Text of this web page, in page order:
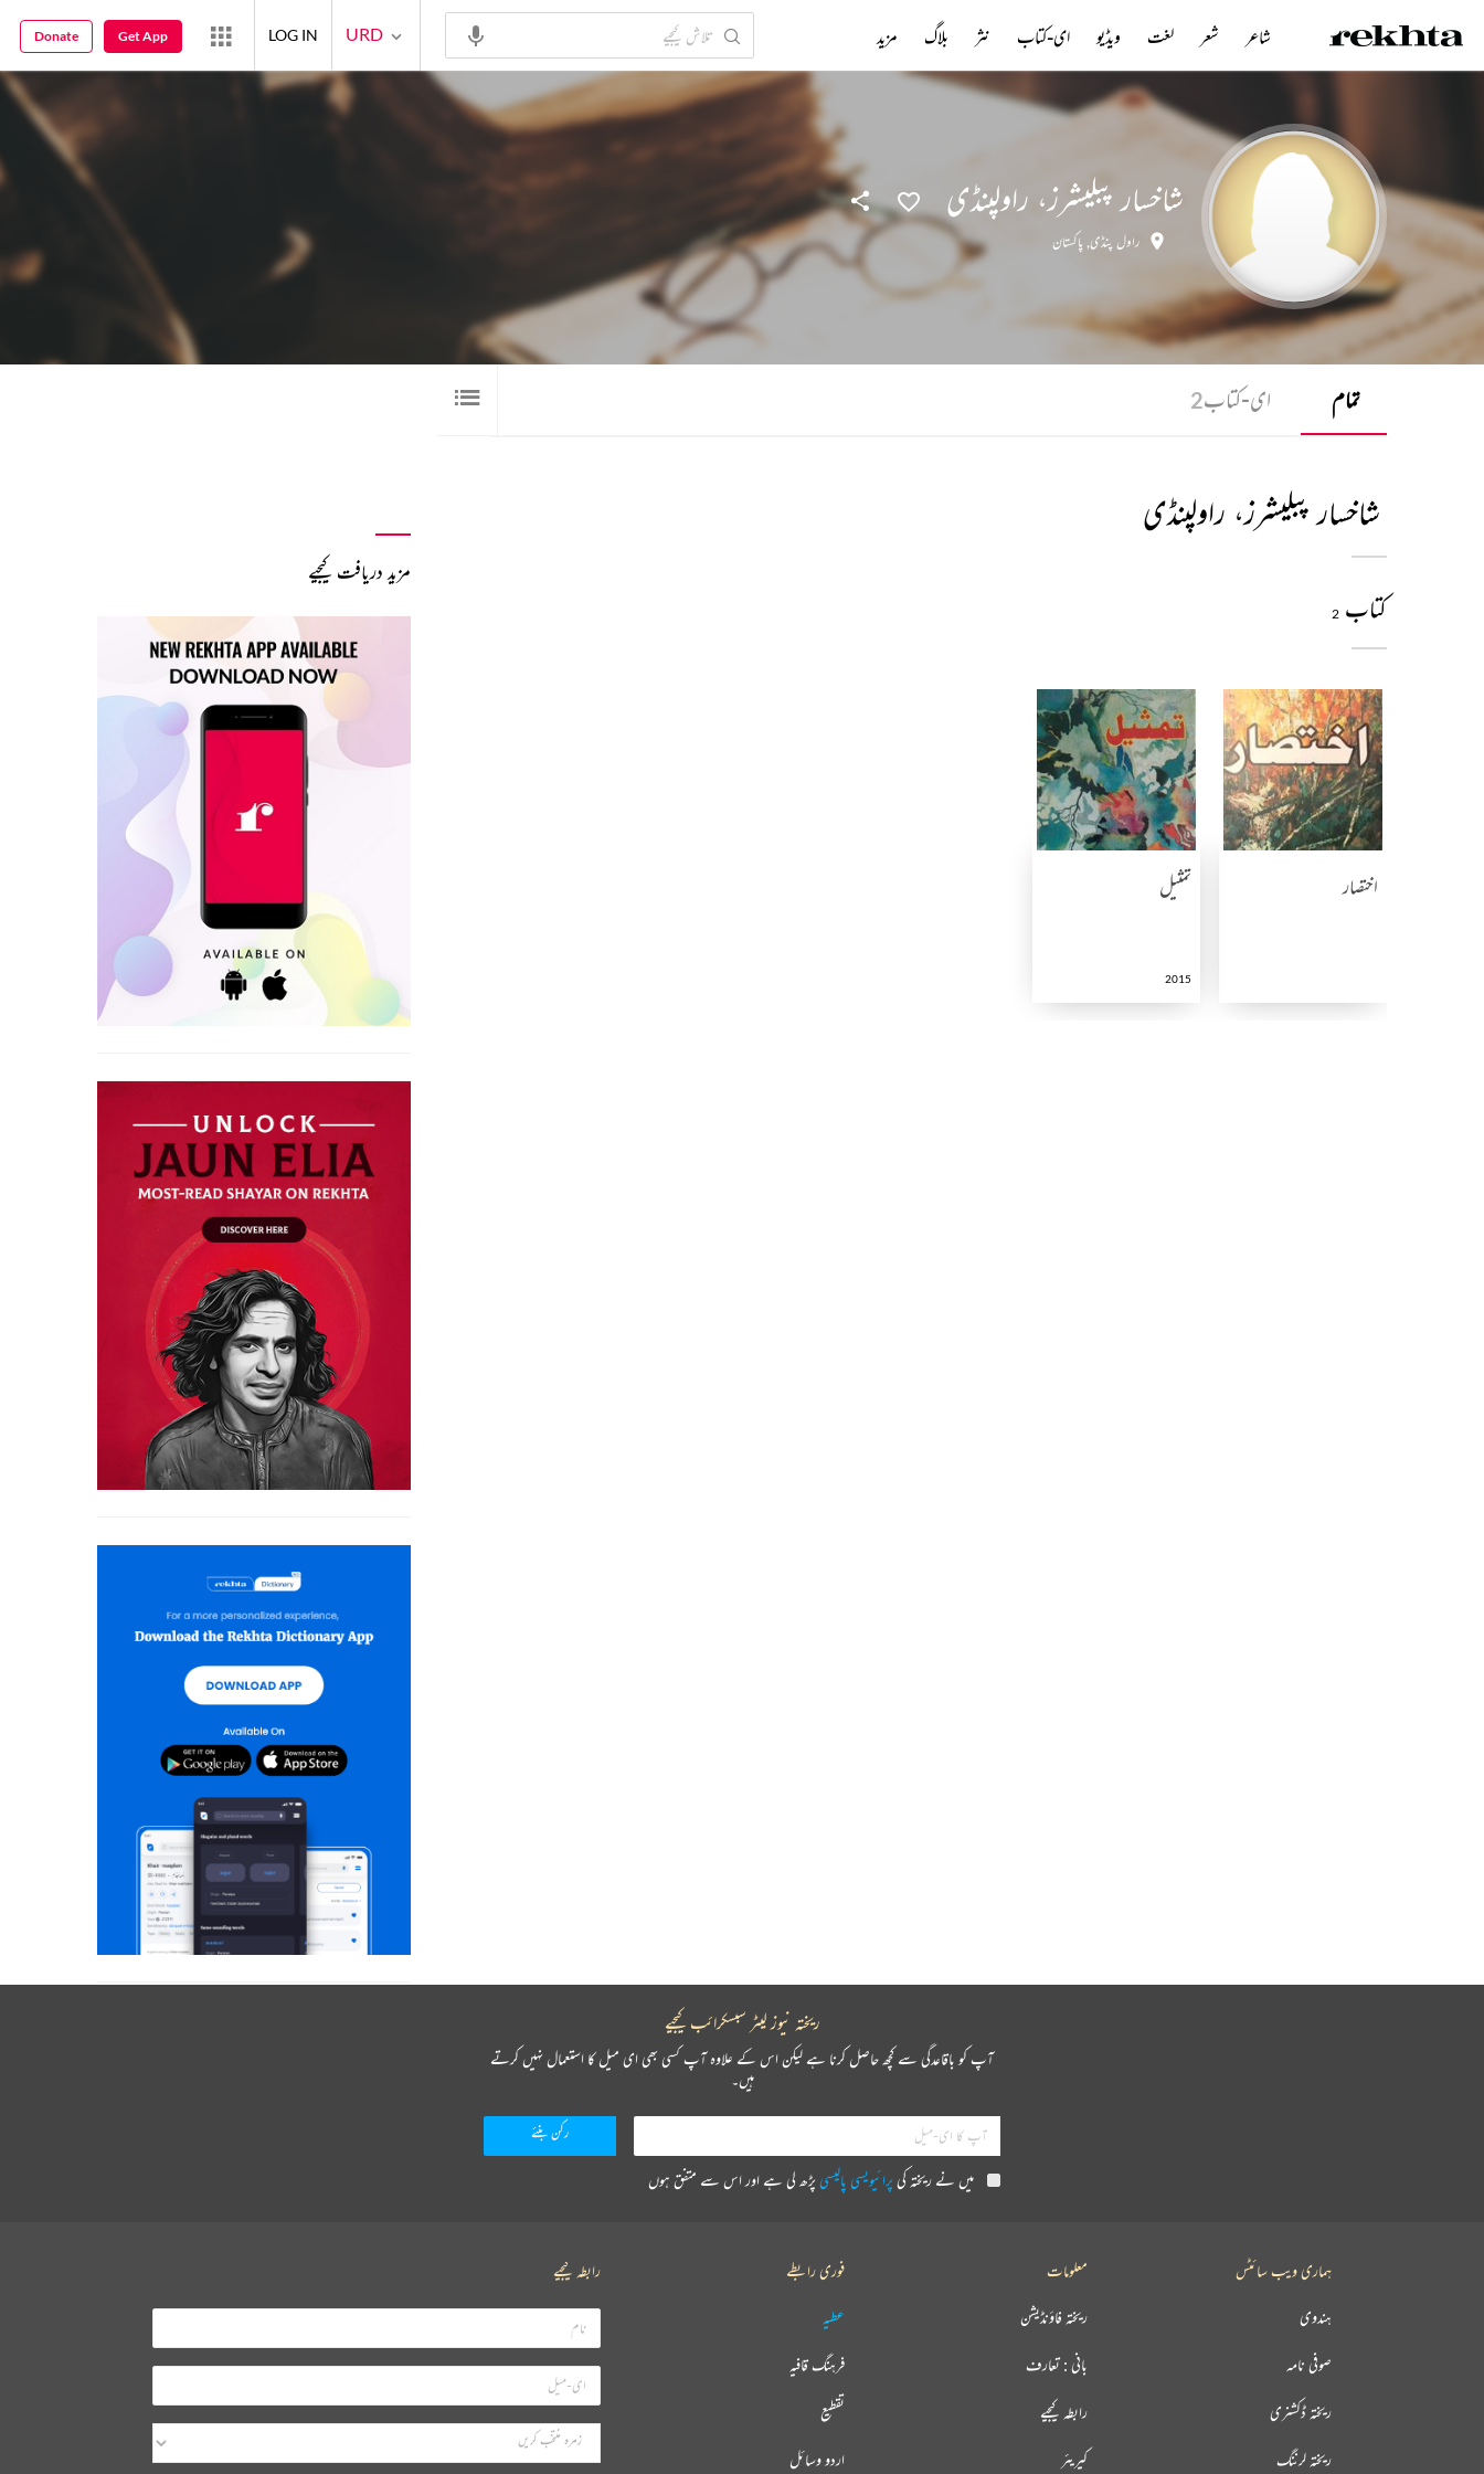
شاخسار پبلیشرز، راولپنڈی
راول پنڈی, پاکستان
تمام ای-کتاب2
شاخسار پبلیشرز، راولپنڈی
کتاب 2
اختصار تمثیل
2015
مزید دریافت کیجیے
شاعر شعر لغت ویڈیو ای-کتاب نثر بلاگ مزید URD
LOG IN
Get App
Donate
ریختہ نیوز لیٹر سبسکرائب کیجیے
آپ کو باقاعدگی سے کچھ حاصل کرنا ہے لیکن اس کے علاوہ آپ کسی بھی ای میل کا استعمال نہیں کرتے
ہیں۔
میں نے ریختہ کی پرائیویسی پالیسی پڑھ لی ہے اور اس سے متفق ہوں
فوری رابطے
عطیہ
فرہنگ قافیہ
تقطیع
اردو وسائل
معلومات
ریختہ فاؤنڈیشن
بانی : تعارف
رابطہ کیجیے
کیریئر
ہماری ویب سائٹس
ہندوی
صوفی نامہ
ریختہ ڈکشنری
ریختہ لرننگ
رابطہ کیجیے